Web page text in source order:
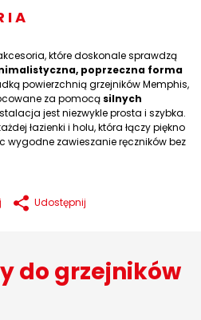
które doskonale sprawdzą
poprzeczna forma
powierzchnią grzejników Memphis,
za pomocą silnych
jest niezwykle prosta i szybka.
łazienki i holu, która łączy piękno
wygodne zawieszanie ręczników bez
Udostępnij
do grzejników